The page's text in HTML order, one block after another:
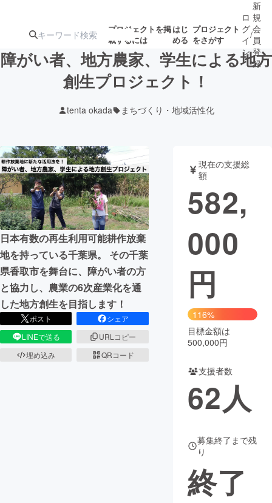
プロジェクトを掲
載するには
はじ
める
プロジェクト
をさがす
ターン
ジェクト
募集終了が近いプ
ロジェクト
アート・写真 音楽
テクノロジー・ガジェット ゲーム・サ
映像・映画
ビジネス・起業
まちづくり・地域活性化
CAMPFIRE for Social Good
CAMPFIRE Creation
CAMPFIREふるさと納税
コミュニティ
ロ
グ
イ
ン
/
新
規
会
員
登
録
障がい者、地方農家、学生による地方
創生プロジェクト！
tenta okada まちづくり・地域活性化
日本有数の再生利用可能耕作放棄
地を持っている千葉県。 その千葉
県香取市を舞台に、障がい者の方
と協力し、農業の6次産業化を通
した地方創生を目指します！
ポスト
シェア
LINEで送る
URLコピー
埋め込み
QRコード
現在の支援総
額
582,
000
円
116%
目標金額は
500,000円
支援者数
62人
募集終了まで残
り
終了